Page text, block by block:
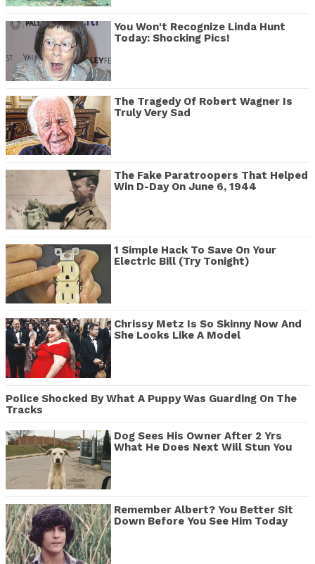
You Won't Recognize Linda Hunt
Today: Shocking Pics!
The Tragedy Of Robert Wagner Is
Truly Very Sad
The Fake Paratroopers That Helped
Win D-Day On June 6, 1944
1 Simple Hack To Save On Your
Electric Bill (Try Tonight)
Chrissy Metz Is So Skinny Now And
She Looks Like A Model
Police Shocked By What A Puppy Was Guarding On The
Tracks
Dog Sees His Owner After 2 Yrs
What He Does Next Will Stun You
Remember Albert? You Better Sit
Down Before You See Him Today